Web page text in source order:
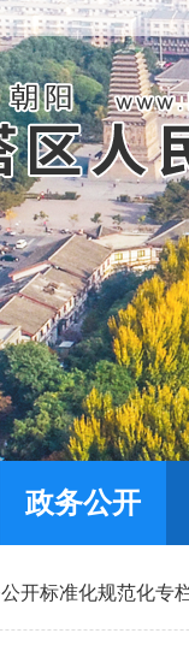
政务公开
开标准化规范化专